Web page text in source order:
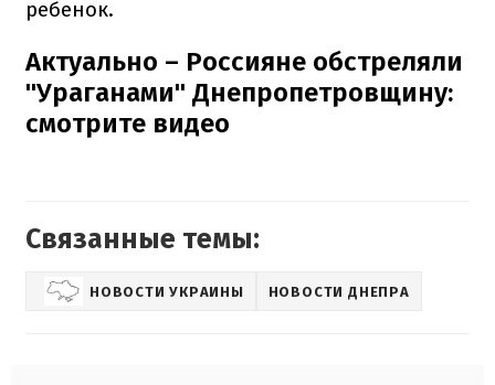
ребенок.
Актуально – Россияне обстреляли
"Ураганами" Днепропетровщину:
смотрите видео
Связанные темы:
НОВОСТИ УКРАИНЫ НОВОСТИ ДНЕПРА